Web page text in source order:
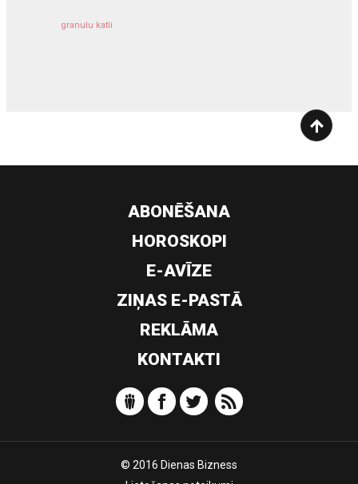
granulu katli
ABONĒŠANA
HOROSKOPI
E-AVĪZE
ZIŅAS E-PASTĀ
REKLĀMA
KONTAKTI
© 2016 Dienas Bizness